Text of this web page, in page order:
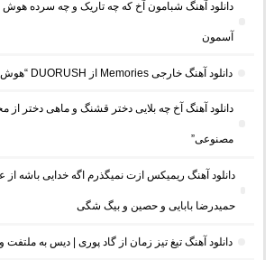
دانلود آهنگ شبامون آخ که چه تاریک و چه سرده
آسمون
دانلود آهنگ خارجی Memories از DUORUSH “هوش مصنوعی ترند اینستا”
دانلود آهنگ آخ چه بلایی دختر قشنگ و ماهی دختر
مصنوعی”
دانلود آهنگ ریمیکس ازت نمیگذرم اگه خدایی باشه از
حمیدرضا بابایی و حصین و بیگ شگی
دانلود آهنگ تیغ تیز زمان از گاد پوری | دیس به ملتفت